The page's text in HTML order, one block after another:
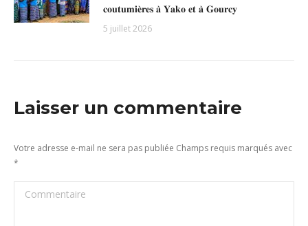
𝐜𝐨𝐮𝐭𝐮𝐦𝐢𝐞̀𝐫𝐞𝐬 𝐚̀ 𝐘𝐚𝐤𝐨 𝐞𝐭 𝐚̀ 𝐆𝐨𝐮𝐫𝐜𝐲
5 juillet 2026
Laisser un commentaire
Votre adresse e-mail ne sera pas publiée Champs requis marqués avec
*
Commentaire